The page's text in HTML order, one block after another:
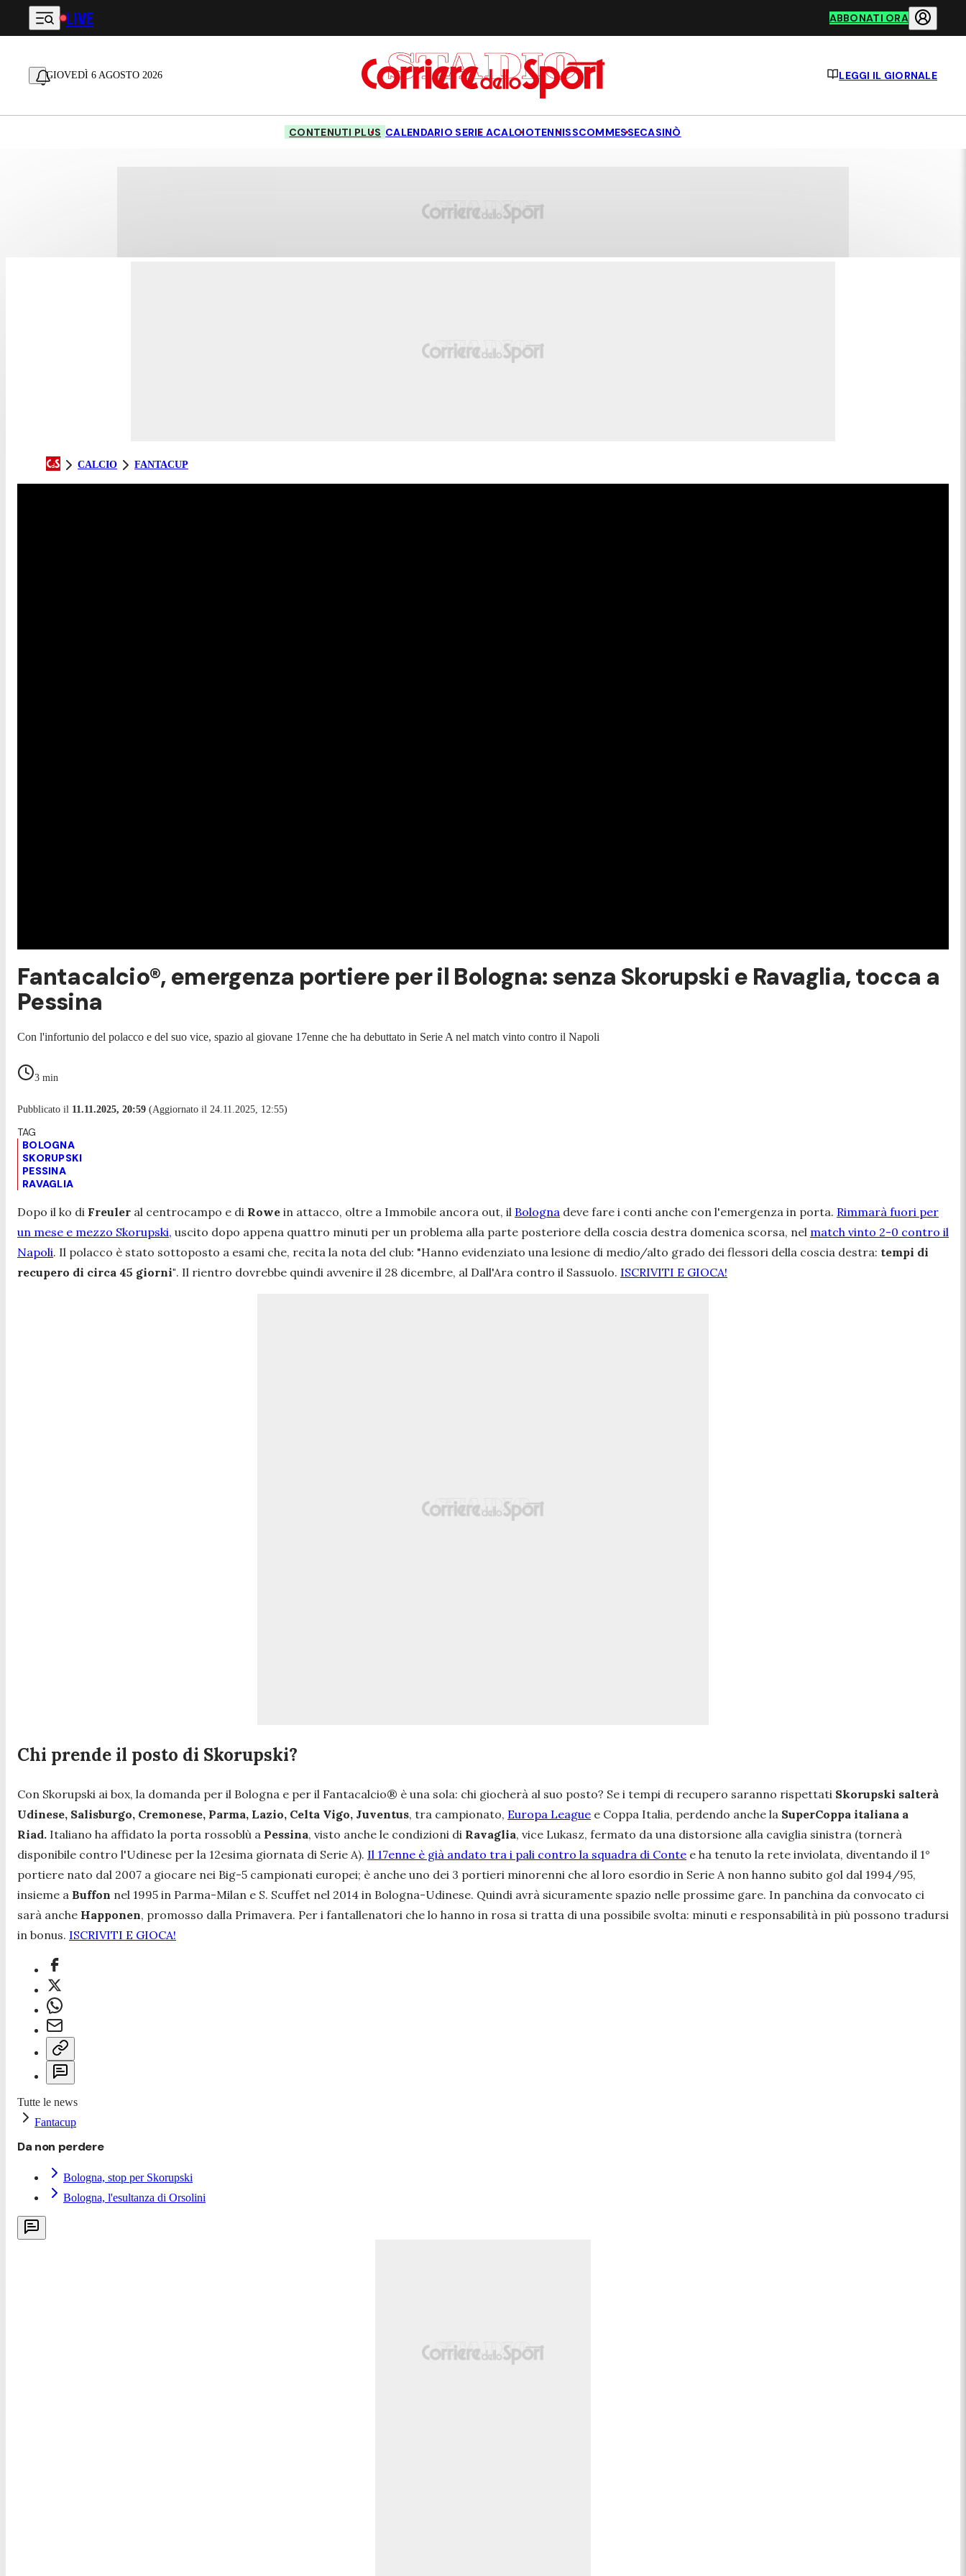
Vai al contenuto principale
LIVE ABBONATI ORA
GIOVEDÌ 6 AGOSTO 2026 LEGGI IL GIORNALE
CONTENUTI PLUS CALENDARIO SERIE ACALCIOTENNISSCOMMESSECASINÒ
CALCIO FANTACUP
Fantacalcio®, emergenza portiere per il Bologna: senza Skorupski e Ravaglia, tocca a
Pessina
Con l'infortunio del polacco e del suo vice, spazio al giovane 17enne che ha debuttato in Serie A nel match vinto contro il Napoli
3 min
Pubblicato il 11.11.2025, 20:59 (Aggiornato il 24.11.2025, 12:55)
BOLOGNA
SKORUPSKI
PESSINA
RAVAGLIA
Dopo il ko di Freuler al centrocampo e di Rowe in attacco, oltre a Immobile ancora out, il Bologna deve fare i conti anche con l'emergenza in porta. Rimmarà fuori per
un mese e mezzo Skorupski, uscito dopo appena quattro minuti per un problema alla parte posteriore della coscia destra domenica scorsa, nel match vinto 2-0 contro il
Napoli. Il polacco è stato sottoposto a esami che, recita la nota del club: "Hanno evidenziato una lesione di medio/alto grado dei flessori della coscia destra: tempi di
recupero di circa 45 giorni". Il rientro dovrebbe quindi avvenire il 28 dicembre, al Dall'Ara contro il Sassuolo. ISCRIVITI E GIOCA!
Chi prende il posto di Skorupski?
Con Skorupski ai box, la domanda per il Bologna e per il Fantacalcio® è una sola: chi giocherà al suo posto? Se i tempi di recupero saranno rispettati Skorupski salterà
Udinese, Salisburgo, Cremonese, Parma, Lazio, Celta Vigo, Juventus, tra campionato, Europa League e Coppa Italia, perdendo anche la SuperCoppa italiana a
Riad. Italiano ha affidato la porta rossoblù a Pessina, visto anche le condizioni di Ravaglia, vice Lukasz, fermato da una distorsione alla caviglia sinistra (tornerà
disponibile contro l'Udinese per la 12esima giornata di Serie A). Il 17enne è già andato tra i pali contro la squadra di Conte e ha tenuto la rete inviolata, diventando il 1°
portiere nato dal 2007 a giocare nei Big-5 campionati europei; è anche uno dei 3 portieri minorenni che al loro esordio in Serie A non hanno subito gol dal 1994/95,
insieme a Buffon nel 1995 in Parma-Milan e S. Scuffet nel 2014 in Bologna-Udinese. Quindi avrà sicuramente spazio nelle prossime gare. In panchina da convocato ci
sarà anche Happonen, promosso dalla Primavera. Per i fantallenatori che lo hanno in rosa si tratta di una possibile svolta: minuti e responsabilità in più possono tradursi
in bonus. ISCRIVITI E GIOCA!
Tutte le news
Fantacup
Da non perdere
Bologna, stop per Skorupski
Bologna, l'esultanza di Orsolini